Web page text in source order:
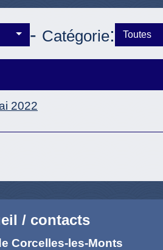
- Catégorie: Toutes
2022
/ contacts
Corcelles-les-Monts